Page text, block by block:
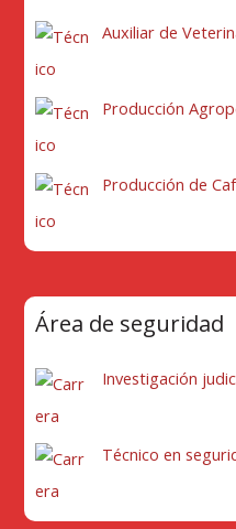
Auxiliar de
Producción
Producción de
Área de seguridad
Investigación
Técnico en